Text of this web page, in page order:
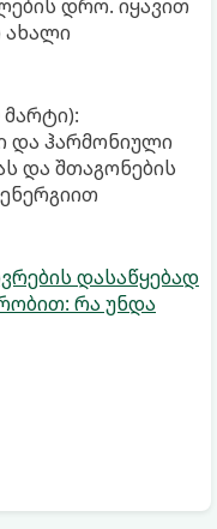
დრო. იყავით
ახალი
და ჰარმონიული
და შთაგონების
დასაწყებად
რა უნდა